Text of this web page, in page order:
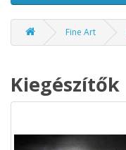
Fine Art
Kiegészítők